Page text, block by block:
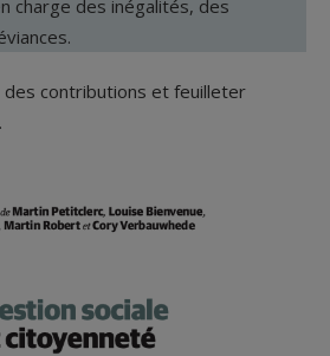
charge des inégalités, des
des contributions et feuilleter
.